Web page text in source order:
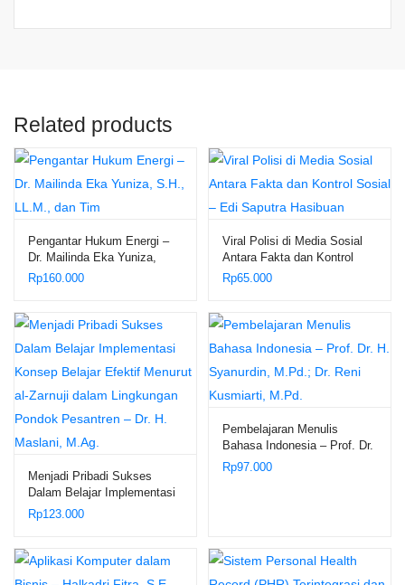
Related products
Pengantar Hukum Energi –
Dr. Mailinda Eka Yuniza,
S.H., LL.M., dan Tim
Rp160.000
Viral Polisi di Media Sosial
Antara Fakta dan Kontrol
Sosial – Edi Saputra
Rp65.000
Menjadi Pribadi Sukses
Dalam Belajar Implementasi
Konsep Belajar Efektif
Menurut al-Zarnuji dalam
Pesantren – Dr. H. Maslani,
Rp123.000
Pembelajaran Menulis
Bahasa Indonesia – Prof. Dr.
H. Syanurdin, M.Pd.; Dr.
Reni Kusmiarti, M.Pd.
Rp97.000